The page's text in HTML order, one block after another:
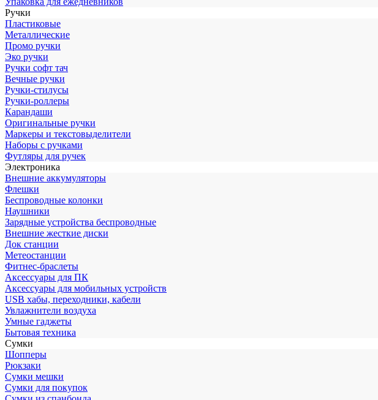
Ручки
Пластиковые
Металлические
Промо ручки
Эко ручки
Ручки софт тач
Вечные ручки
Ручки-стилусы
Ручки-роллеры
Карандаши
Оригинальные ручки
Маркеры и текстовыделители
Наборы с ручками
Футляры для ручек
Электроника
Внешние аккумуляторы
Флешки
Беспроводные колонки
Наушники
Зарядные устройства беспроводные
Внешние жесткие диски
Док станции
Метеостанции
Фитнес-браслеты
Аксессуары для ПК
Аксессуары для мобильных устройств
USB хабы, переходники, кабели
Увлажнители воздуха
Умные гаджеты
Бытовая техника
Сумки
Шопперы
Рюкзаки
Сумки мешки
Сумки для покупок